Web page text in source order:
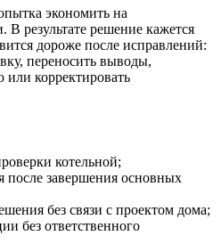
экономить на
результате решение кажется
дороже после исправлений:
переносить выводы,
или корректировать
котельной;
после завершения основных
без связи с проектом дома;
без ответственного